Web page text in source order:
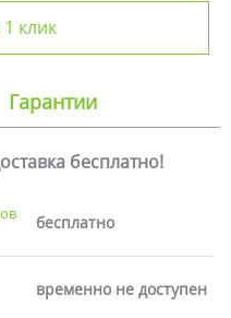
клик
Гарантии
бесплатно!
бесплатно
временно не доступен